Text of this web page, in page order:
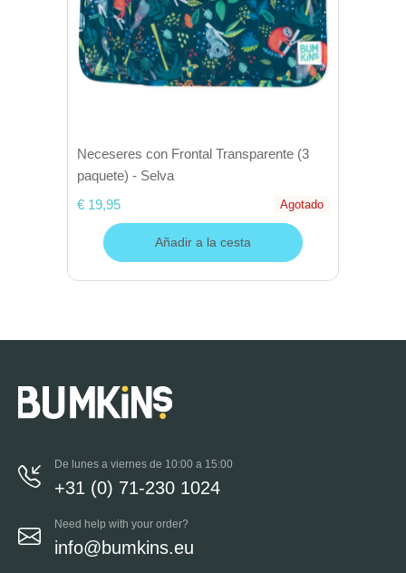
Neceseres con Frontal Transparente (3
paquete) - Selva
€ 19,95
Agotado
Añadir a la cesta
De lunes a viernes de 10:00 a 15:00
+31 (0) 71-230 1024
Need help with your order?
info@bumkins.eu